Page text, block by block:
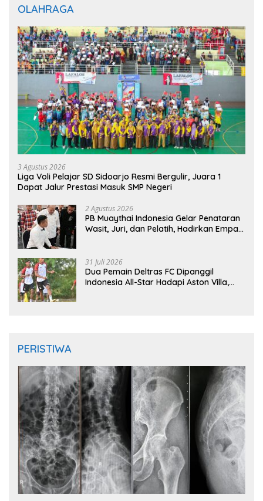
OLAHRAGA
3 Agustus 2026
Liga Voli Pelajar SD Sidoarjo Resmi Bergulir, Juara 1
Dapat Jalur Prestasi Masuk SMP Negeri
2 Agustus 2026
PB Muaythai Indonesia Gelar Penataran
Wasit, Juri, dan Pelatih, Hadirkan Empat
31 Juli 2026
Dua Pemain Deltras FC Dipanggil
Indonesia All-Star Hadapi Aston Villa,
PERISTIWA